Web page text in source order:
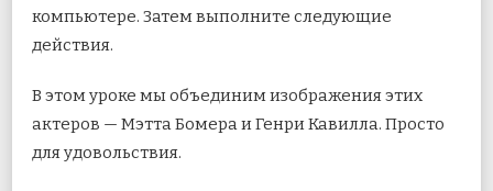
компьютере. Затем выполните следующие
действия.
В этом уроке мы объединим изображения этих
актеров — Мэтта Бомера и Генри Кавилла. Просто
для удовольствия.